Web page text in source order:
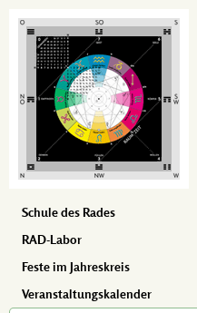
Schule des Rades
RAD-Labor
Feste im Jahreskreis
Veranstaltungskalender